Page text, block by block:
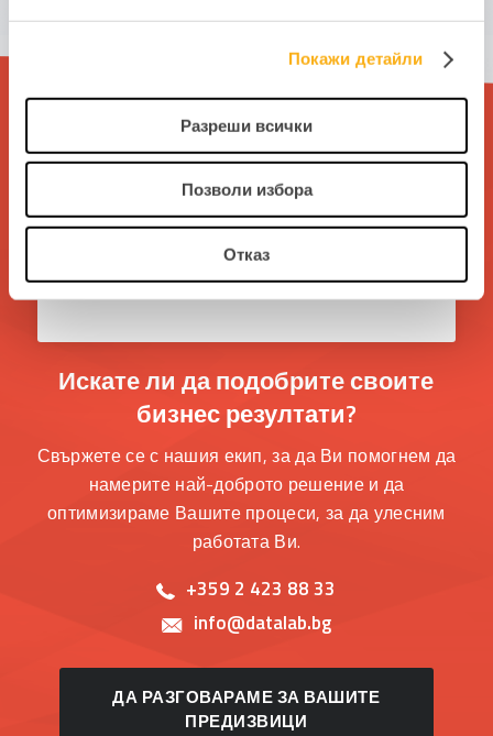
Покажи детайли
Разреши всички
Позволи избора
Отказ
Начални стъпки
Потребна опрема
Интернет конекција
Како да добијам лиценца?
Искате ли да подобрите своите
бизнес резултати?
Свържете се с нашия екип, за да Ви помогнем да
намерите най-доброто решение и да
оптимизираме Вашите процеси, за да улесним
работата Ви.
+359 2 423 88 33
info@datalab.bg
ДА РАЗГОВАРАМЕ ЗА ВАШИТЕ
ПРЕДИЗВИЦИ